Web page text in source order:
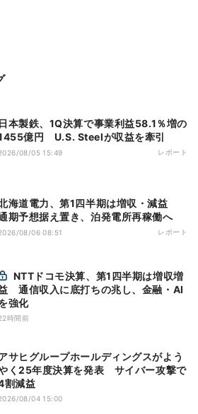
日本製鉄、1Q決算で事業利益58.1％増の
億円 U.S. Steelが収益を牽引
08/05 15:49 レポート
海道電力、第1四半期は増収・減益
期予想据え置き、泊発電所再稼働へ
08/06 08:51 レポート
通信収入に底打ちの兆し、金融・AI
強化
時間前
サヒグループホールディングスがよう
く25年度決算を発表 サイバー攻撃で
割減益
08/04 15:00